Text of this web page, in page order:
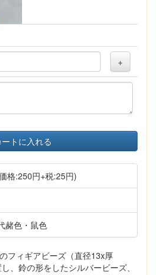
+
ートに入れる
格:250円+税:25円)
赭色・鼠色
フィギアビーズ（直径13x厚
、鈴の形をしたシルバービーズ、